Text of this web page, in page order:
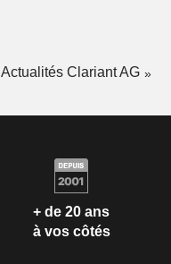
Actualités Clariant AG
+ de 20 ans
à vos côtés